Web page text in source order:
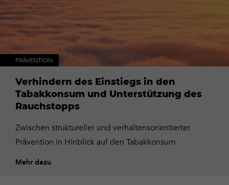
PRÄVENTION
Verhindern des Einstiegs in den
Tabakkonsum und Unterstützung des
Rauchstopps
Zwischen struktureller und verhaltensorientierter
Prävention in Hinblick auf den Tabakkonsum
dazu
Mehr dazu